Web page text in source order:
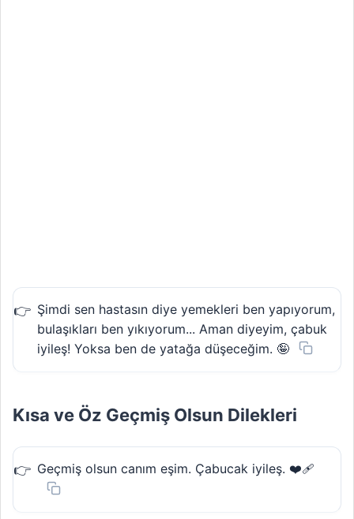
Şimdi sen hastasın diye yemekleri ben yapıyorum,
bulaşıkları ben yıkıyorum... Aman diyeyim, çabuk
iyileş! Yoksa ben de yatağa düşeceğim. 🤪
Kısa ve Öz Geçmiş Olsun Dilekleri
Geçmiş olsun canım eşim. Çabucak iyileş. ❤️‍🩹